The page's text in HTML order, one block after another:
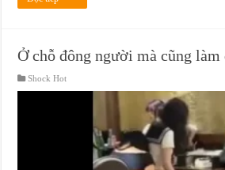
Ở chỗ đông người mà cũng
Shock Hot